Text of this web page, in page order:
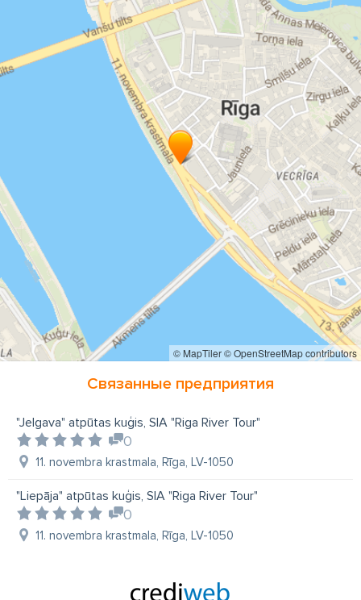
поездка по морскому заливу
Даугавгрива
Роню сала
вечеринка на судне
набережная 11 ноября
банкетный зал
прокат судов
прокат кораблика
индивидуальные заказы
поездка по Булльупе
поездка в Межапарк
Кишэзерс
Лиелупе
поездка до Рижского залива
панорамный рейс
© MapTiler© OpenStreetMap contributors
Связанные предприятия
"Jelgava" atpūtas kuģis, SIA "Riga River Tour"
0
11. novembra krastmala, Rīga, LV-1050
"Liepāja" atpūtas kuģis, SIA "Riga River Tour"
0
11. novembra krastmala, Rīga, LV-1050